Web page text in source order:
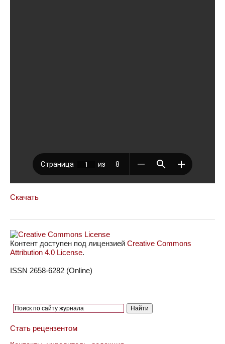
Скачать
Контент доступен под лицензией Creative Commons
Attribution 4.0 License.
ISSN 2658-6282 (Online)
Стать рецензентом